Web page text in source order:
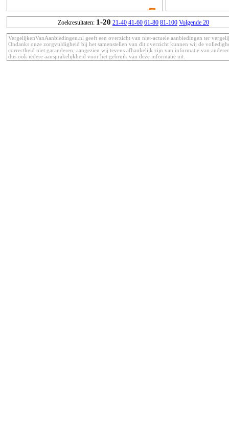
Zoekresultaten: 1-20 21-40 41-60 61-80 81-100 Volgende 20
VergelijkenVanAanbiedingen.nl geeft een overzicht van niet-actuele aanbiedingen ter
Ondanks onze zorgvuldigheid bij het samenstellen van dit overzicht kunnen wij de
correctheid niet garanderen, aangezien wij tevens afhankelijk zijn van informatie van
dus ook iedere aansprakelijkheid voor het gebruik van deze informatie uit.